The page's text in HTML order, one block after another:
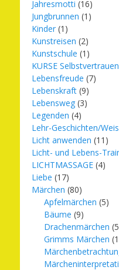
Jahresmotti (16)
Jungbrunnen (1)
Kinder (1)
Kunstreisen (2)
Kunstschule (1)
KURSE Selbstvertrauen
Lebensfreude (7)
Lebenskraft (9)
Lebensweg (3)
Legenden (4)
Lehr-Geschichten/
Licht anwenden (11)
Licht- und Lebens-
LICHTMASSAGE (4)
Liebe (17)
Märchen (80)
Apfelmärchen (5)
Bäume (9)
Drachenmärchen
Grimms Märchen